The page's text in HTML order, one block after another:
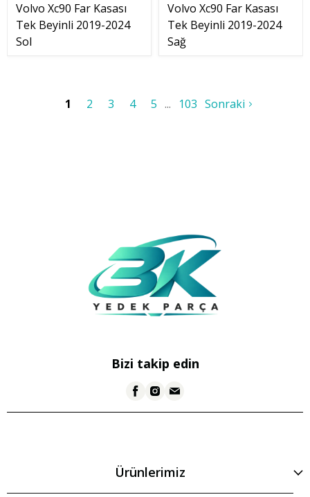
Volvo Xc90 Far Kasası
Tek Beyinli 2019-2024
Sol
Volvo Xc90 Far Kasası
Tek Beyinli 2019-2024
Sağ
1 2 3 4 5 103 Sonraki
Bizi takip edin
Ürünlerimiz